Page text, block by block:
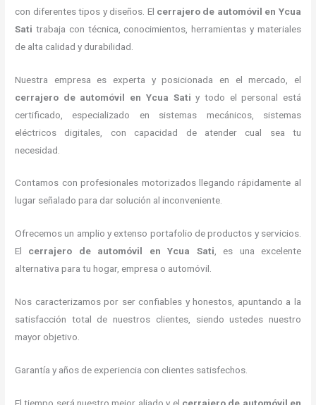
con diferentes tipos y diseños. El cerrajero de automóvil en Ycua
Sati trabaja con técnica, conocimientos, herramientas y materiales
de alta calidad y durabilidad.
Nuestra empresa es experta y posicionada en el mercado, el
cerrajero de automóvil en Ycua Sati y todo el personal está
certificado, especializado en sistemas mecánicos, sistemas
eléctricos digitales, con capacidad de atender cual sea tu
necesidad.
Contamos con profesionales motorizados llegando rápidamente al
lugar señalado para dar solución al inconveniente.
Ofrecemos un amplio y extenso portafolio de productos y servicios.
El cerrajero de automóvil en Ycua Sati, es una excelente
alternativa para tu hogar, empresa o automóvil.
Nos caracterizamos por ser confiables y honestos, apuntando a la
satisfacción total de nuestros clientes, siendo ustedes nuestro
mayor objetivo.
Garantía y años de experiencia con clientes satisfechos.